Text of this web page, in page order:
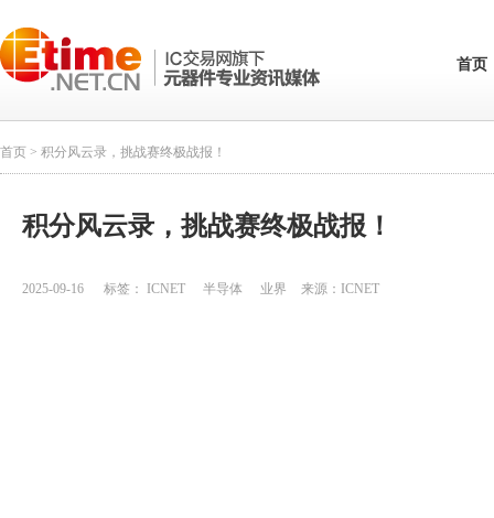
首页
首页 > 积分风云录，挑战赛终极战报！
积分风云录，挑战赛终极战报！
2025-09-16 标签： ICNET 半导体 业界 来源： ICNET